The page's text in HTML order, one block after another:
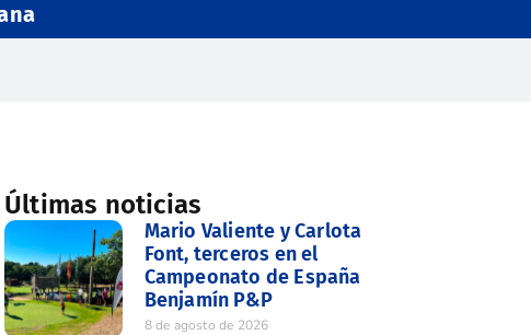
Últimas noticias
Mario Valiente y Carlota
Font, terceros en el
Campeonato de España
Benjamín P&P
8 de agosto de 2026